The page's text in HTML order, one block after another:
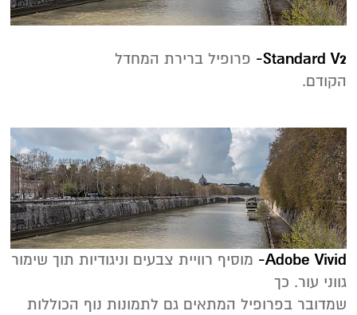
Standard V2-
פרופיל ברירת המחדל
הקודם.
Adobe Vivid-
מוסיף רוויית צבעים וניגודיות תוך שימור
גווני עור. כך
שמדובר בפרופיל המתאים גם לתמונות נוף הכוללות